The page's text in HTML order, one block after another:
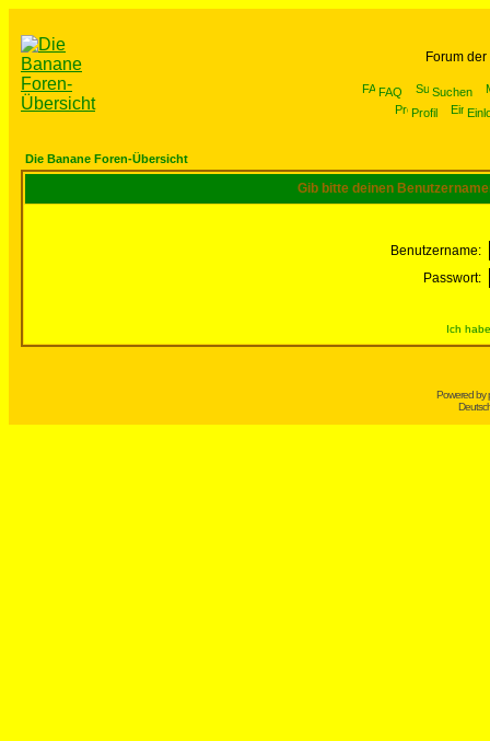
Forum
FAQ
Suchen
Profil
Die Banane Foren-Übersicht
Gib bitte deinen
Benutzername:
Passwort:
Ich
Powered by